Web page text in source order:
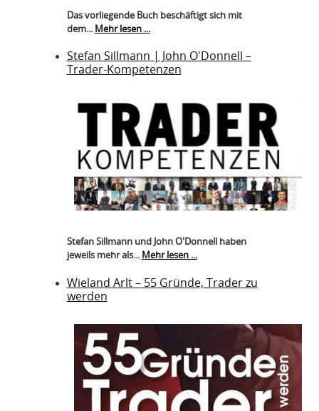
Das vorliegende Buch beschäftigt sich mit
dem... Mehr lesen ...
Stefan Sillmann | John O'Donnell –
Trader-Kompetenzen
Stefan Sillmann und John O'Donnell haben
jeweils mehr als... Mehr lesen ...
Wieland Arlt – 55 Gründe, Trader zu
werden